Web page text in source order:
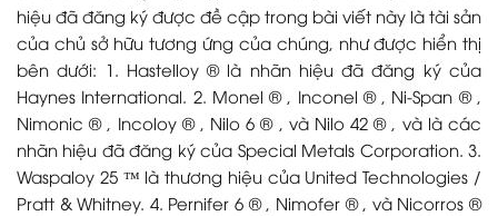
hiệu đã đăng ký được đề cập trong bài viết này là tài sản
của chủ sở hữu tương ứng của chúng, như được hiển thị
bên dưới: 1. Hastelloy ® là nhãn hiệu đã đăng ký của
Haynes International. 2. Monel ® , Inconel ® , Ni-Span ® ,
Nimonic ® , Incoloy ® , Nilo 6 ® , và Nilo 42 ® , và là các
nhãn hiệu đã đăng ký của Special Metals Corporation. 3.
Waspaloy 25 ™ là thương hiệu của United Technologies /
Pratt & Whitney. 4. Pernifer 6 ® , Nimofer ® , và Nicorros ®